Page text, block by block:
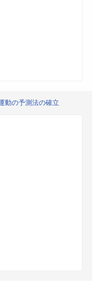
動の予測法の確立